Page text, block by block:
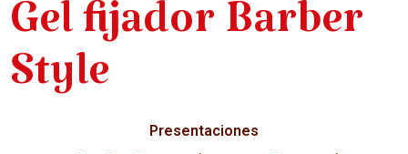
Gel fijador Barber
Style
Presentaciones